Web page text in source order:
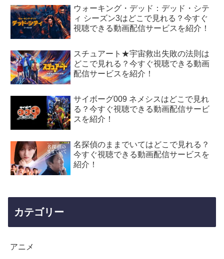
ウォーキング・デッド：デッド・シテ
ィ シーズン3はどこで見れる？今すぐ
視聴できる動画配信サービスを紹介！
スチュアート★宇宙救出失敗の法則は
どこで見れる？今すぐ視聴できる動画
配信サービスを紹介！
サイボーグ009 ネメシスはどこで見れ
る？今すぐ視聴できる動画配信サービ
スを紹介！
名探偵のままでいてはどこで見れる？
今すぐ視聴できる動画配信サービスを
紹介！
カテゴリー
アニメ